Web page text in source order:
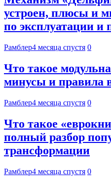
устроен, плюсы и
по эксплуатации и
Рамблер4 месяца спустя 0
Что такое
минусы и правила
Рамблер4 месяца спустя 0
Что такое
полный разбор
трансформации
Рамблер4 месяца спустя 0